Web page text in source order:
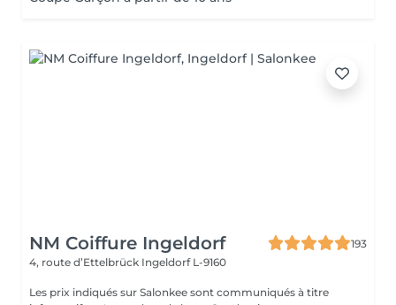
NM Coiffure Ingeldorf
193
4, route d’Ettelbrück Ingeldorf L-9160
Les prix indiqués sur Salonkee sont communiqués à titre